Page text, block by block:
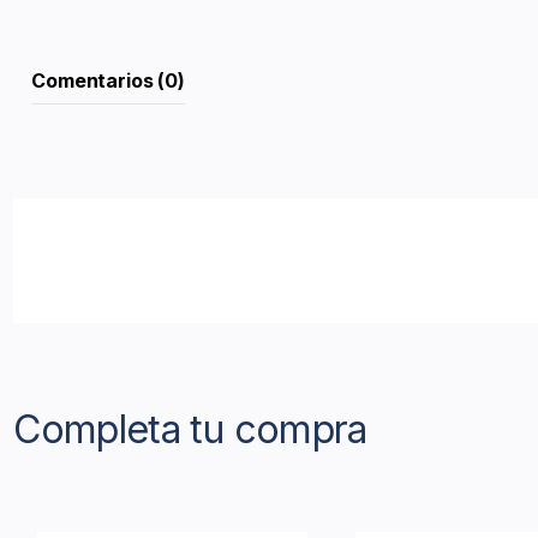
Comentarios (0)
Completa tu compra